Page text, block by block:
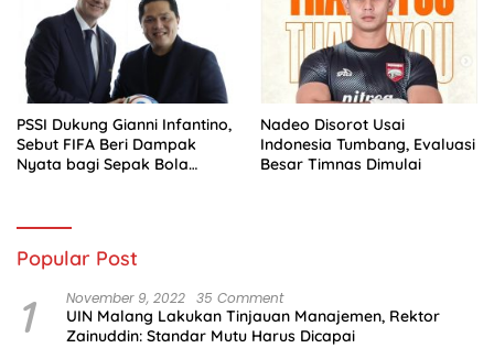
PSSI Dukung Gianni Infantino,
Sebut FIFA Beri Dampak
Nyata bagi Sepak Bola
Nadeo Disorot Usai
Indonesia Tumbang, Evaluasi
Besar Timnas Dimulai
Popular Post
1 November 9, 2022 35 Comment
UIN Malang Lakukan Tinjauan Manajemen, Rektor
Zainuddin: Standar Mutu Harus Dicapai